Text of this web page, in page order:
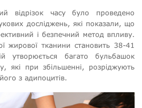
відрізок часу було проведено
досліджень, які показали, що
і безпечний метод впливу.
жирової тканини становить 38-41
утворюється багато бульбашок
які при збільшенні, розріджують
з адипоцитів.